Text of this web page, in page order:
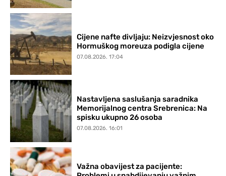
Cijene nafte divljaju: Neizvjesnost oko
Hormuškog moreuza podigla cijene
07.08.2026. 17:04
Nastavljena saslušanja saradnika
Memorijalnog centra Srebrenica: Na
spisku ukupno 26 osoba
07.08.2026. 16:01
Važna obavijest za pacijente: